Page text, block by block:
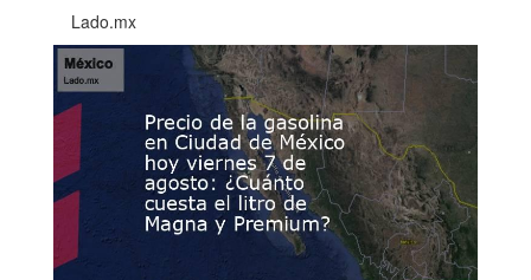
Lado.mx